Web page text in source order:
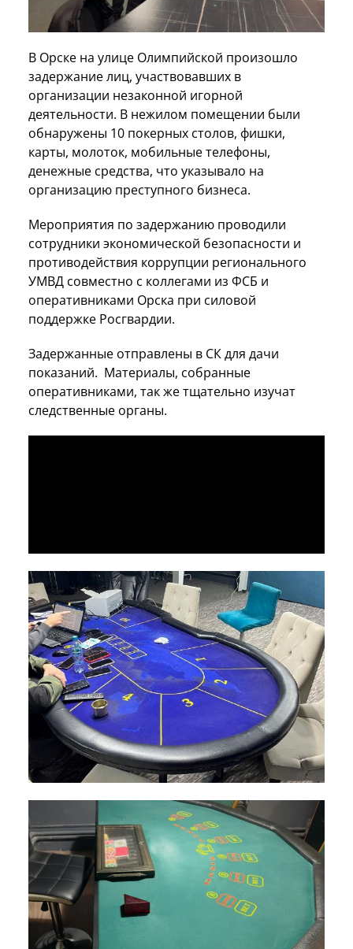
В Орске на улице Олимпийской произошло
задержание лиц, участвовавших в
организации незаконной игорной
деятельности. В нежилом помещении были
обнаружены 10 покерных столов, фишки,
карты, молоток, мобильные телефоны,
денежные средства, что указывало на
организацию преступного бизнеса.
Мероприятия по задержанию проводили
сотрудники экономической безопасности и
противодействия коррупции регионального
УМВД совместно с коллегами из ФСБ и
оперативниками Орска при силовой
поддержке Росгвардии.
Задержанные отправлены в СК для дачи
показаний. Материалы, собранные
оперативниками, так же тщательно изучат
следственные органы.